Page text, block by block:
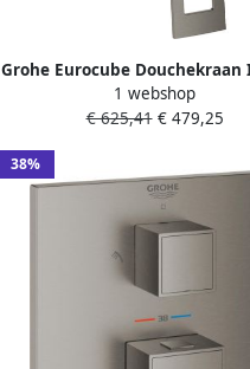
Grohe Eurocube Douchekraan
2 knoppen mengkraan
graphite 24094AL0
1 webshop
€ 625,41€ 479,25
38%